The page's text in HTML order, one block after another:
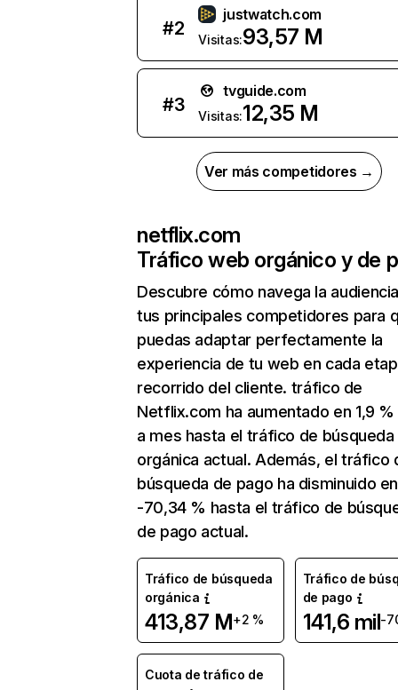
#2
justwatch.com
Visitas:93,57 M
#3
tvguide.com
Visitas:12,35 M
Ver más competidores →
netflix.com
Tráfico web orgánico y de
Descubre cómo navega la
tus principales competidores para
puedas adaptar perfectamente la
experiencia de tu web en cada
recorrido del cliente. tráfico de
Netflix.com ha aumentado en 1,9
a mes hasta el tráfico de búsqueda
orgánica actual. Además, el tráfico
búsqueda de pago ha disminuido en
-70,34 % hasta el tráfico de
de pago actual.
Tráfico de búsqueda
orgánica
413,87 M+2 %
Tráfico de
de pago
141,6 mil-
Cuota de tráfico de